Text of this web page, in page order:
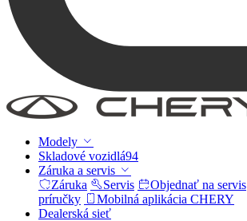
Modely
Skladové vozidlá94
Záruka a servis
Záruka
Servis Objednať na servis
príručky
Mobilná aplikácia CHERY
Dealerská sieť